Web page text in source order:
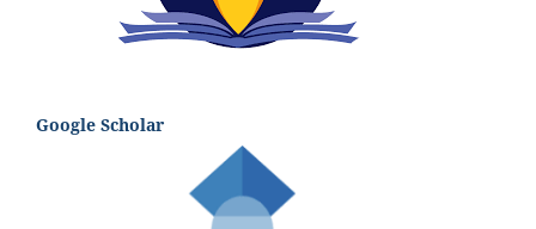
Google Scholar